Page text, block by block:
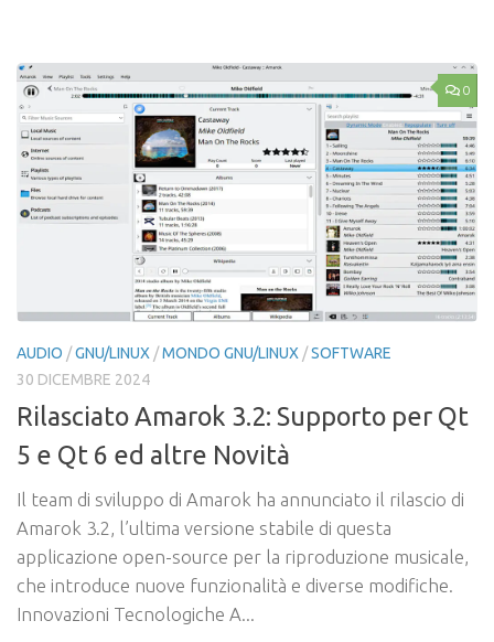
0
AUDIO /GNU/LINUX /MONDO GNU/LINUX /SOFTWARE
30 DICEMBRE 2024
Rilasciato Amarok 3.2: Supporto per Qt
5 e Qt 6 ed altre Novità
Il team di sviluppo di Amarok ha annunciato il rilascio di
Amarok 3.2, l’ultima versione stabile di questa
applicazione open-source per la riproduzione musicale,
che introduce nuove funzionalità e diverse modifiche.
Innovazioni Tecnologiche A...